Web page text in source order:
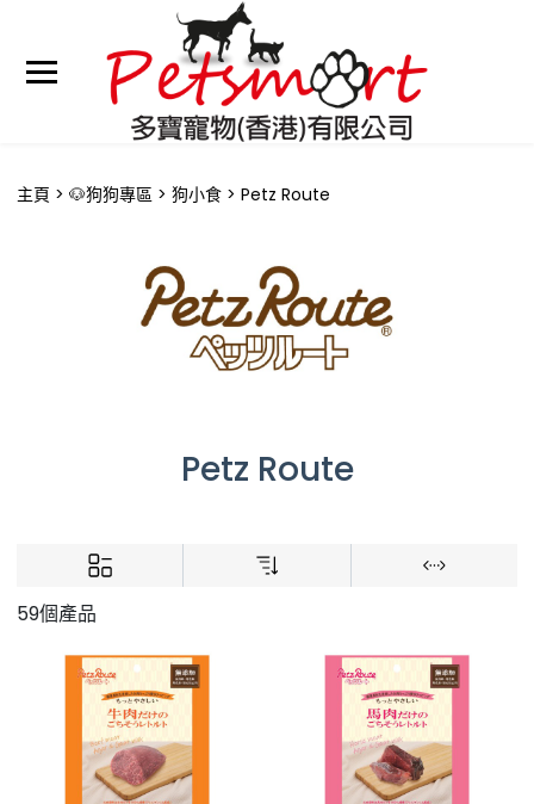
主頁 🐶狗狗專區 狗小食 Petz Route
Petz Route
59個產品